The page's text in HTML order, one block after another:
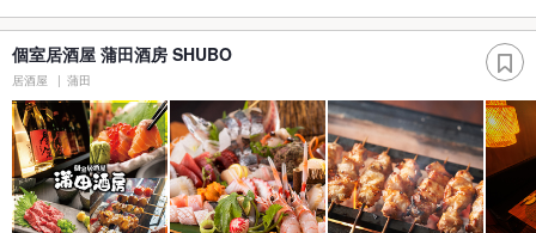
個室居酒屋 蒲田酒房 SHUBO
居酒屋 蒲田